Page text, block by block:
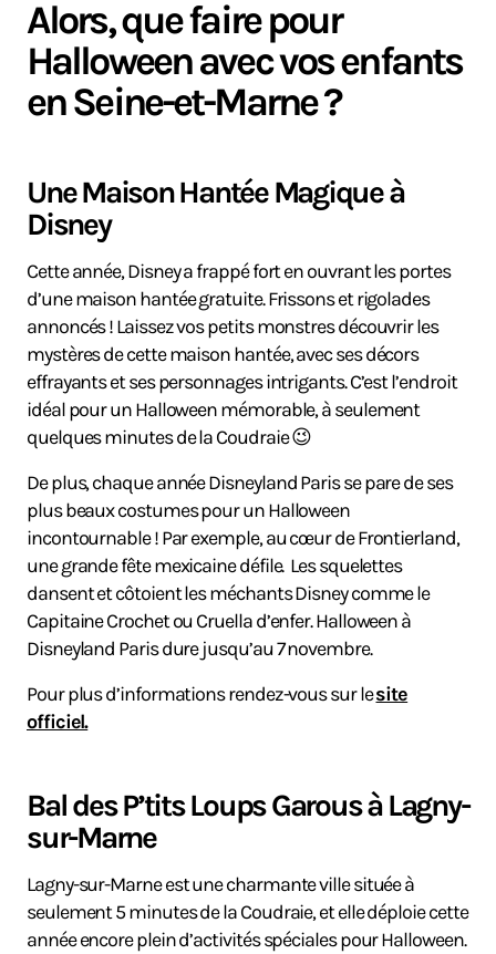
Alors, que faire pour
Halloween avec vos enfants
en Seine-et-Marne ?
Une Maison Hantée Magique à
Disney
Cette année, Disney a frappé fort en ouvrant les portes
d’une maison hantée gratuite. Frissons et rigolades
annoncés ! Laissez vos petits monstres découvrir les
mystères de cette maison hantée, avec ses décors
effrayants et ses personnages intrigants. C’est l’endroit
idéal pour un Halloween mémorable, à seulement
quelques minutes de la Coudraie 😉
De plus, chaque année Disneyland Paris se pare de ses
plus beaux costumes pour un Halloween
incontournable ! Par exemple, au cœur de Frontierland,
une grande fête mexicaine défile. Les squelettes
dansent et côtoient les méchants Disney comme le
Capitaine Crochet ou Cruella d’enfer. Halloween à
Disneyland Paris dure jusqu’au 7 novembre.
Pour plus d’informations rendez-vous sur lesite
officiel.
Bal des P’tits Loups Garous à Lagny-
sur-Marne
Lagny-sur-Marne est une charmante ville située à
seulement 5 minutes de la Coudraie, et elle déploie cette
année encore plein d’activités spéciales pour Halloween.